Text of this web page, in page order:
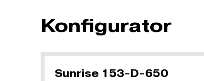
Konfigurator
Sunrise 153-D-650